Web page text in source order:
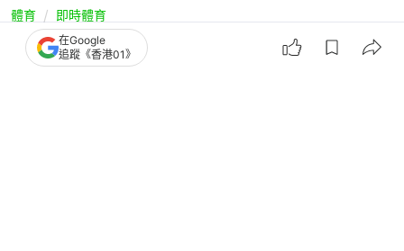
體育 即時體育
WTT薩格勒布挑戰賽｜黃鎮廷杜凱琹速
在Google
追蹤《香港01》